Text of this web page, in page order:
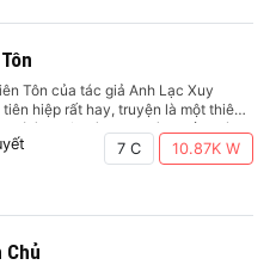
Tôn của tác giả Anh Lạc Xuy
hiệp rất hay, truyện là một thiên
có tình yêu, tình bạn, tình thầy trò,
thấy được cảnh vượt cấp giết
7 C 10.87KW
Chủ